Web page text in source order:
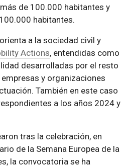
de 100.000 habitantes y
habitantes.
a la sociedad civil y
Actions, entendidas como
desarrolladas por el resto
y organizaciones
También en este caso
a los años 2024 y
tras la celebración, en
de la Semana Europea de la
la convocatoria se ha